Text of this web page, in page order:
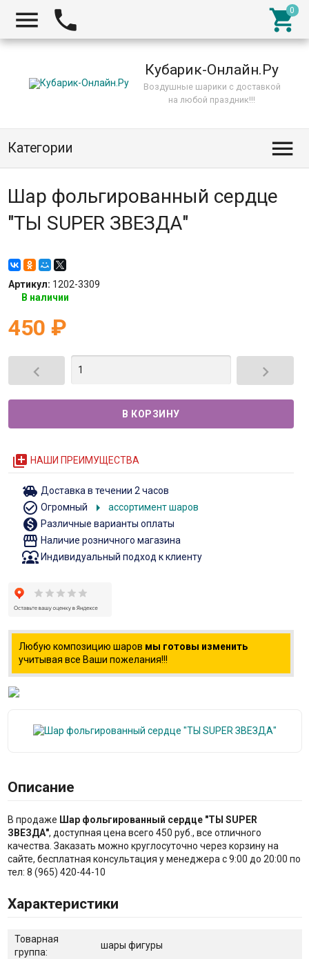
  
Кубарик-Онлайн.Ру
Воздушные шарики с доставкой
на любой праздник!!!
Категории 
Шар фольгированный сердце
"ТЫ SUPER ЗВЕЗДА"
Артикул: 1202-3309
В наличии
450 ₽
 
queue НАШИ ПРЕИМУЩЕСТВА
toys Доставка в течении 2 часов
check_circle_outline Огромный arrow_right ассортимент шаров
monetization_on Различные варианты оплаты
storefront Наличие розничного магазина
diversity_1Индивидуальный подход к клиенту
Любую композицию шаров мы готовы изменить
учитывая все Ваши пожелания!!!
Описание
В продаже Шар фольгированный сердце "ТЫ SUPER
ЗВЕЗДА", доступная цена всего 450 руб., все отличного
качества. Заказать можно круглосуточно через корзину на
сайте, бесплатная консультация у менеджера с 9:00 до 20:00 по
тел: 8 (965) 420-44-10
Характеристики
Товарная
группа:
шары фигуры